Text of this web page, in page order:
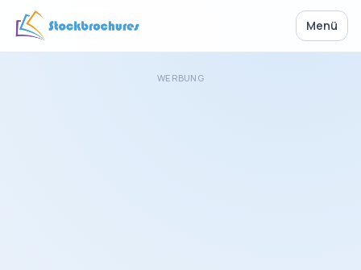
Menü
WERBUNG